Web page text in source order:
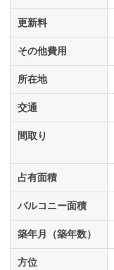
更新料
その他費用
所在地
交通
間取り
占有面積
バルコニー面積
築年月（築年数）
方位